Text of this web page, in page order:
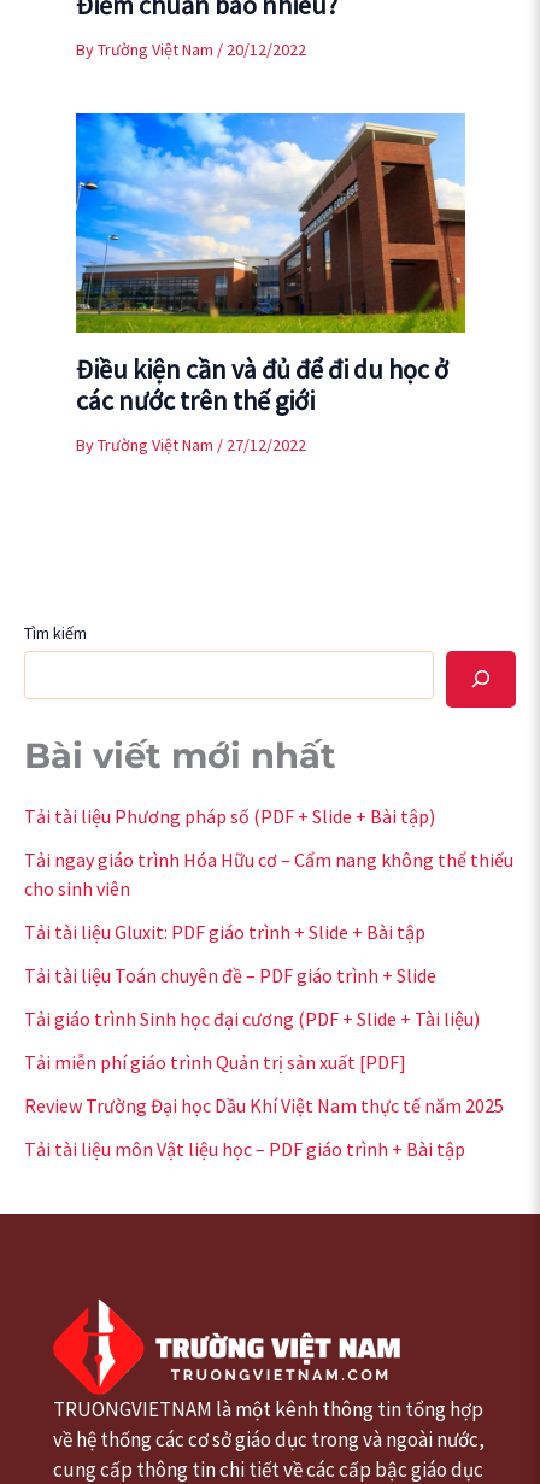
ByTrường Việt Nam / 20/12/2022
Điều kiện cần và đủ để đi du học ở
các nước trên thế giới
ByTrường Việt Nam / 27/12/2022
Tìm kiếm
Bài viết mới nhất
Tải tài liệu Phương pháp số (PDF + Slide + Bài tập)
Tải ngay giáo trình Hóa Hữu cơ – Cẩm nang không thể thiếu
cho sinh viên
Tải tài liệu Gluxit: PDF giáo trình + Slide + Bài tập
Tải tài liệu Toán chuyên đề – PDF giáo trình + Slide
Tải giáo trình Sinh học đại cương (PDF + Slide + Tài liệu)
Tải miễn phí giáo trình Quản trị sản xuất [PDF]
Review Trường Đại học Dầu Khí Việt Nam thực tế năm 2025
Tải tài liệu môn Vật liệu học – PDF giáo trình + Bài tập
TRUONGVIETNAM là một kênh thông tin tổng hợp
về hệ thống các cơ sở giáo dục trong và ngoài nước,
cung cấp thông tin chi tiết về các cấp bậc giáo dục